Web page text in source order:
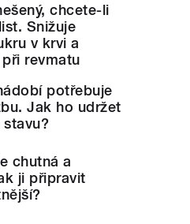
chcete-li
Snižuje
v krvi a
revmatu
potřebuje
Jak ho udržet
chutná a
ji připravit